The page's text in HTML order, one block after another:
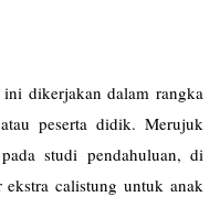
Belajar).
dikerjakan dalam rangka
peserta didik. Merujuk
studi pendahuluan, di
ekstra calistung untuk anak